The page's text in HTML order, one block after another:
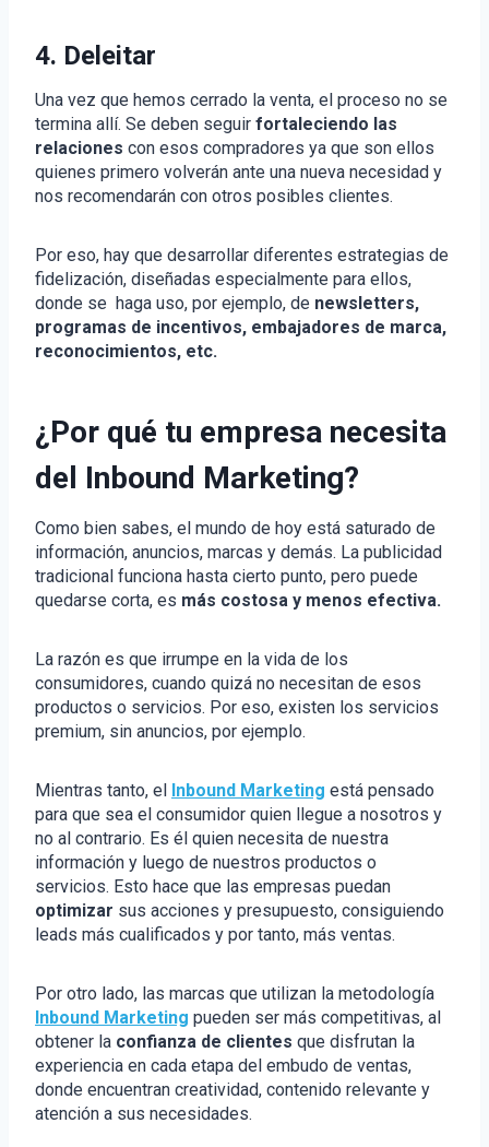
4. Deleitar
Una vez que hemos cerrado la venta, el proceso no se
termina allí. Se deben seguir fortaleciendo las
relaciones con esos compradores ya que son ellos
quienes primero volverán ante una nueva necesidad y
nos recomendarán con otros posibles clientes.
Por eso, hay que desarrollar diferentes estrategias de
fidelización, diseñadas especialmente para ellos,
donde se haga uso, por ejemplo, de newsletters,
programas de incentivos, embajadores de marca,
reconocimientos, etc.
¿Por qué tu empresa necesita
del Inbound Marketing?
Como bien sabes, el mundo de hoy está saturado de
información, anuncios, marcas y demás. La publicidad
tradicional funciona hasta cierto punto, pero puede
quedarse corta, es más costosa y menos efectiva.
La razón es que irrumpe en la vida de los
consumidores, cuando quizá no necesitan de esos
productos o servicios. Por eso, existen los servicios
premium, sin anuncios, por ejemplo.
Mientras tanto, el Inbound Marketing está pensado
para que sea el consumidor quien llegue a nosotros y
no al contrario. Es él quien necesita de nuestra
información y luego de nuestros productos o
servicios. Esto hace que las empresas puedan
optimizar sus acciones y presupuesto, consiguiendo
leads más cualificados y por tanto, más ventas.
Por otro lado, las marcas que utilizan la metodología
Inbound Marketing pueden ser más competitivas, al
obtener la confianza de clientes que disfrutan la
experiencia en cada etapa del embudo de ventas,
donde encuentran creatividad, contenido relevante y
atención a sus necesidades.